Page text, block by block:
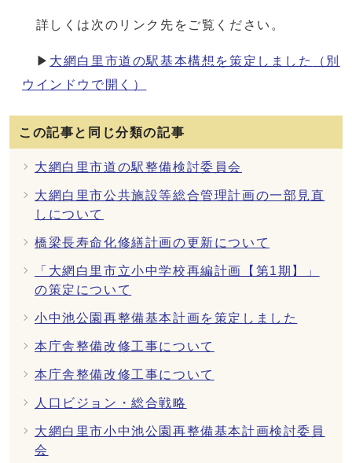
詳しくは次のリンク先をご覧ください。
▶ 大網白里市道の駅基本構想を策定しました
（別
ウインドウで開く）
この記事と同じ分類の記事
大網白里市道の駅整備検討委員会
大網白里市公共施設等総合管理計画の一部見直
しについて
橋梁長寿命化修繕計画の更新について
「大網白里市立小中学校再編計画【第1期】」
の策定について
小中池公園再整備基本計画を策定しました
本庁舎整備改修工事について
本庁舎整備改修工事について
人口ビジョン・総合戦略
大網白里市小中池公園再整備基本計画検討委員
会